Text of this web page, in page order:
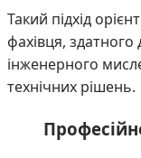
Такий підхід
фахівця, здатного
інженерного
технічних рішень.